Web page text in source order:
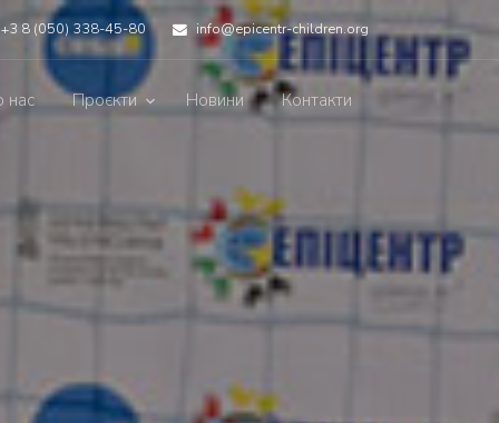
+3 8 (050) 338-45-80 info@epicentr-children.org
нас Проєкти Новини Контакти